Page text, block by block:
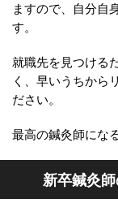
ますので、自分自
す。
就職先を見つける
く、早いうちから
ださい。
最高の鍼灸師にな
新卒鍼灸